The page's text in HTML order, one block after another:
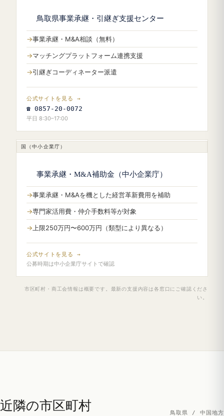
鳥取県事業承継・引継ぎ支援センター
事業承継・M&A相談（無料）
マッチングプラットフォーム連携支援
引継ぎコーディネーター派遣
公式サイトを見る →
☎ 0857-20-0072
平日 8:30–17:00
国（中小企業庁）
事業承継・M&A補助金（中小企業庁）
事業承継・M&Aを機とした経営革新費用を補助
専門家活用費・仲介手数料等が対象
上限250万円〜600万円（類型により異なる）
公式サイトを見る →
公募時期は中小企業庁サイトで確認
市区町村・商工会情報は概要です。最新の支援内容は各窓口にご確認くださ
い。
近隣の市区町村 鳥取県 / 中国地方